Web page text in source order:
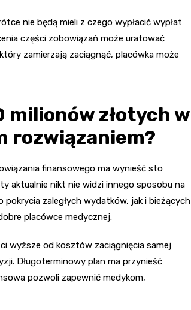
nie będą mieli z czego wypłacić wypłat
części zobowiązań może uratować
zamierzają zaciągnąć, placówka może
milionów złotych w
rozwiązaniem?
finansowego ma wynieść sto
aktualnie nikt nie widzi innego sposobu na
zaległych wydatków, jak i bieżących
placówce medycznej.
wyższe od kosztów zaciągnięcia samej
Długoterminowy plan ma przynieść
pozwoli zapewnić medykom,